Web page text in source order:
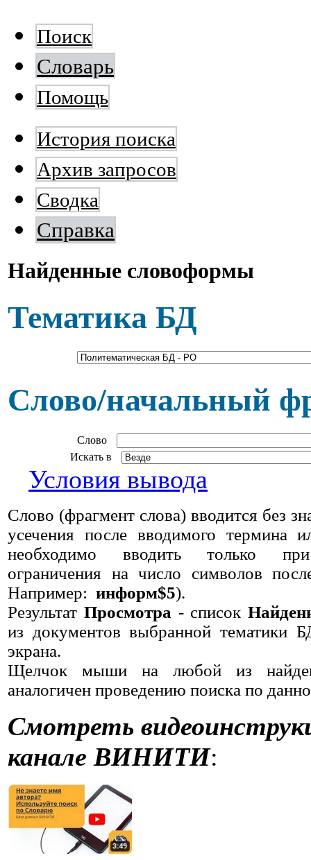
Поиск
Словарь
Помощь
История поиска
Архив запросов
Сводка
Справка
Найденные словоформы
Тематика БД
Слово/начальный
Слово
Искать в
Условия вывода
Слово (фрагмент слова) вводится без
усечения после вводимого термина
необходимо вводить только при
ограничения на число символов
Например: информ$5).
Результат Просмотра - список
из документов выбранной тематики
экрана.
Щелчок мыши на любой из
аналогичен проведению поиска по
Смотреть
канале ВИНИТИ: